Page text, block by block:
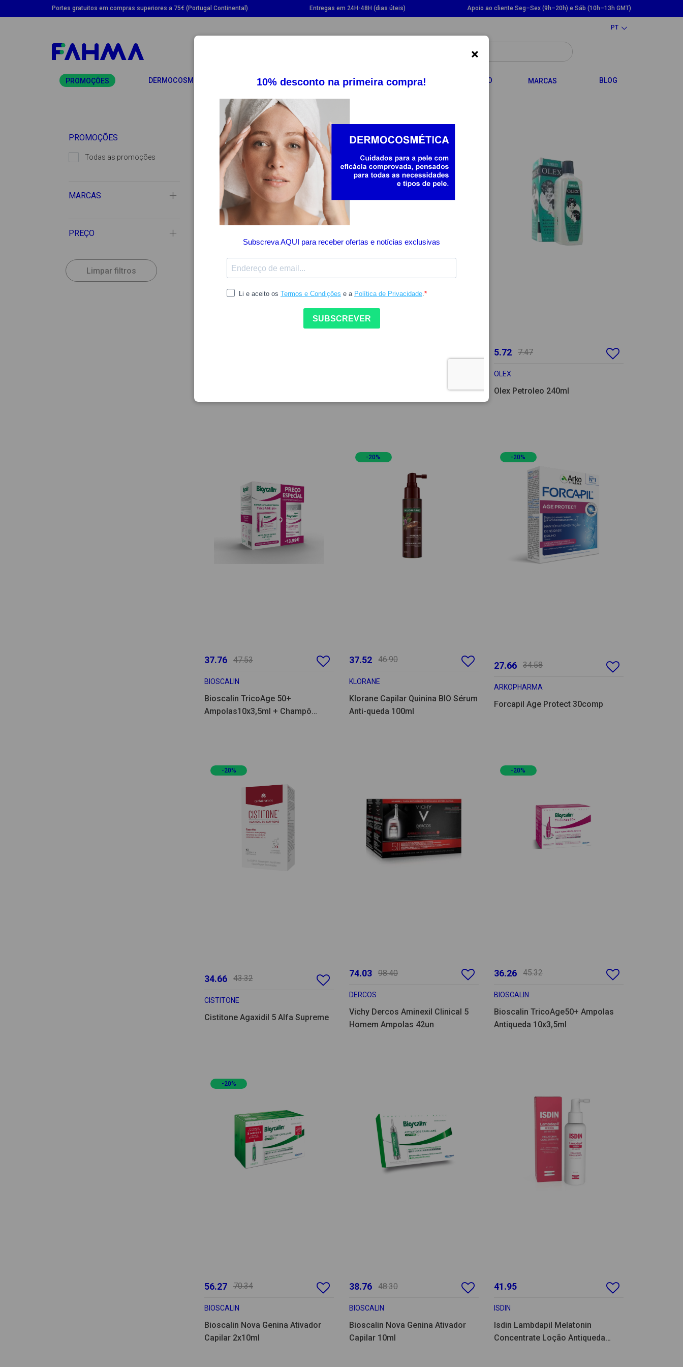
Portes gratuitos em compras superiores a 75€ (Portugal Continental) Entregas em 24H-48H (dias úteis) Apoio ao cliente Seg–Sex (9h–20h) e Sáb (10h–13h GMT)
PT
PROMOÇÕES DERMOCOSMÉTICA TOGGLE DROPDOWN
SUPLEMENTOSTOGGLE DROPDOWN
SAÚDETOGGLE DROPDOWN
BEBÉ E MAMÃ TOGGLE DROPDOWN
CABELOTOGGLE DROPDOWN
MARCAS BLOG
PROMOÇÕES
Todas as promoções
MARCAS
PREÇO
Limpar filtros
-20%
5.72 7.47
OLEX
Olex Petroleo 240ml
37.76 47.53
BIOSCALIN
Bioscalin TricoAge 50+
Ampolas10x3,5ml + Champô
-20%
37.52 46.90
KLORANE
Klorane Capilar Quinina BIO Sérum
Anti-queda 100ml
-20%
27.66 34.58
ARKOPHARMA
Forcapil Age Protect 30comp
-20%
34.66 43.32
CISTITONE
Cistitone Agaxidil 5 Alfa Supreme
74.03 98.40
DERCOS
Vichy Dercos Aminexil Clinical 5
Homem Ampolas 42un
-20%
36.26 45.32
BIOSCALIN
Bioscalin TricoAge50+ Ampolas
Antiqueda 10x3,5ml
-20%
56.27 70.34
BIOSCALIN
Bioscalin Nova Genina Ativador
Capilar 2x10ml
38.76 48.30
BIOSCALIN
Bioscalin Nova Genina Ativador
Capilar 10ml
41.95
ISDIN
Isdin Lambdapil Melatonin
Concentrate Loção Antiqueda
×